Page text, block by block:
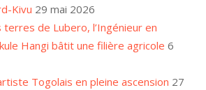
Kivu 29 mai 2026
terres de Lubero, l’Ingénieur en
Hangi bâtit une filière agricole 6
Togolais en pleine ascension 27